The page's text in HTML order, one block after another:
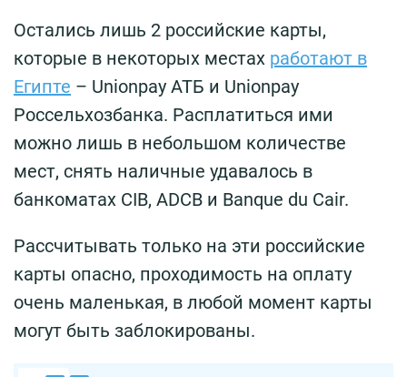
Остались лишь 2 российские карты,
которые в некоторых местах работают в
Египте – Unionpay АТБ и Unionpay
Россельхозбанка. Расплатиться ими
можно лишь в небольшом количестве
мест, снять наличные удавалось в
банкоматах CIB, ADCB и Banque du Cair.
Рассчитывать только на эти российские
карты опасно, проходимость на оплату
очень маленькая, в любой момент карты
могут быть заблокированы.